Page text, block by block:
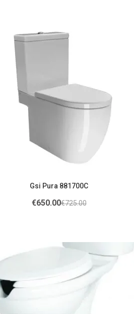
Gsi Pura 881700C
€725.00
€650.00